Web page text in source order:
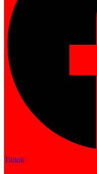
Tiktok